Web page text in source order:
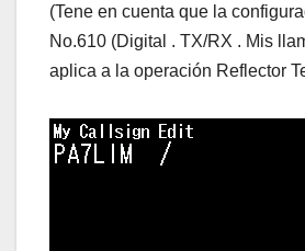
(Tene en cuenta que la
No.610 (Digital . TX/RX . Mis
aplica a la operación Reflector